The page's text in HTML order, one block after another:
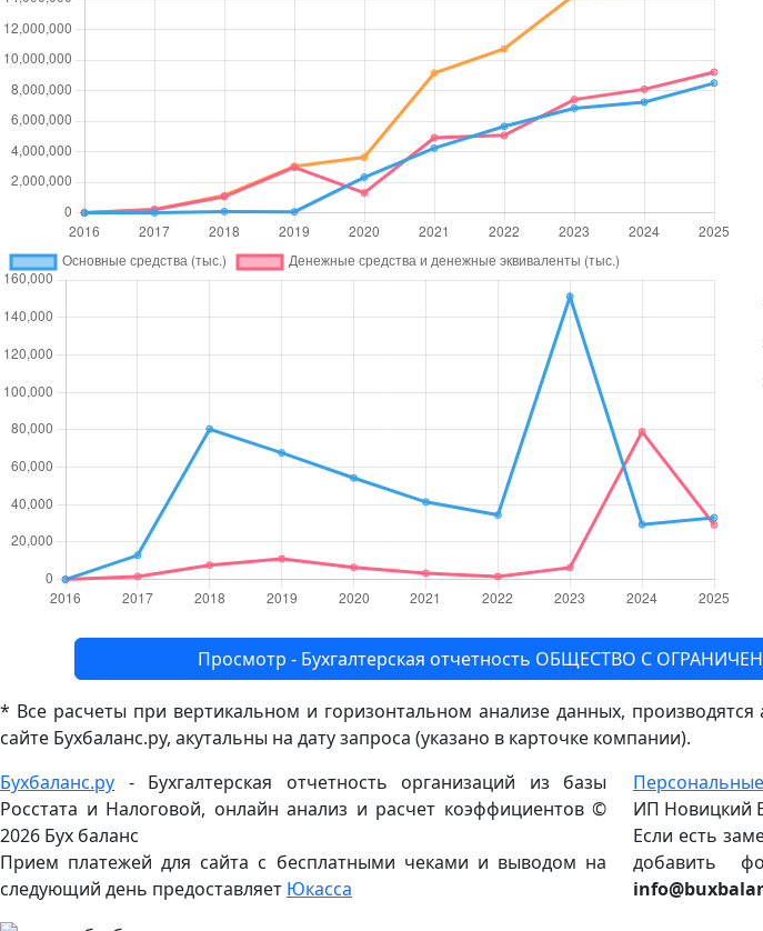
Просмотр - Бухгалтерская отчетность ОБЩЕСТВО С
* Все расчеты при вертикальном и горизонтальном анализе данных,
сайте Бухбаланс.ру, акутальны на дату запроса (указано в карточке компании).
Бухбаланс.ру - Бухгалтерская отчетность организаций из базы
Росстата и Налоговой, онлайн анализ и расчет коэффициентов ©
2026 Бух баланс
Прием платежей для сайта с бесплатными чеками и выводом на
следующий день предоставляет Юкасса
ИП Новицкий
Если есть
добавить